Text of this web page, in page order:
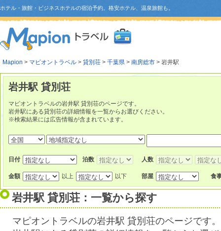
ホテル・旅館・ビジネスホテルの宿泊予約。格安ホテル、温泉旅館も。
Mapion > マピオントラベル > 貸別荘 > 千葉県 > 南房総市 > 岩井駅
岩井駅 貸別荘
マピオントラベルの岩井駅 貸別荘のページです。
岩井駅にある貸別荘の詳細情報を一覧からお選びください。
※検索結果には広告情報が含まれています。
日付 泊数 人数
金額 以上 以下 部屋 食
岩井駅 貸別荘：一覧から探す
マピオントラベルの岩井駅 貸別荘のページです。